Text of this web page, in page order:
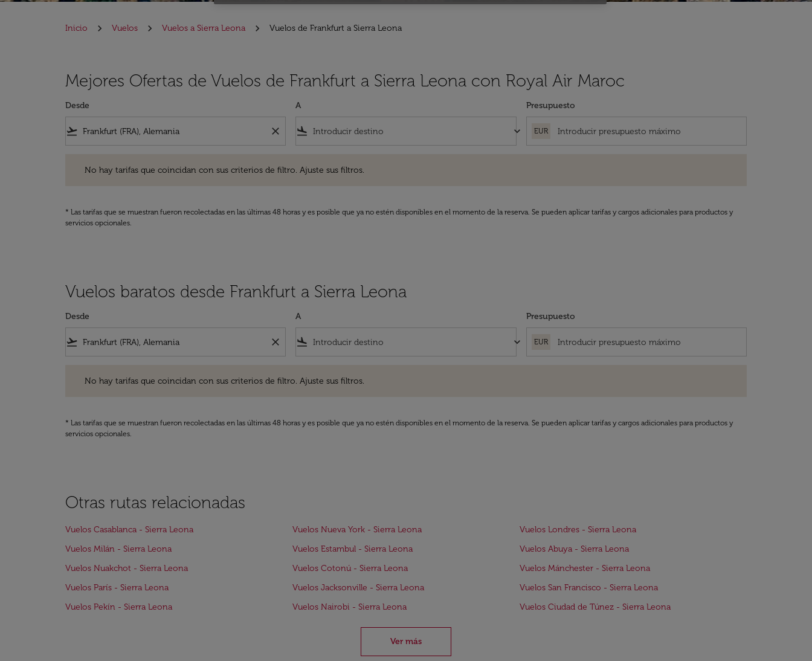
Inicio Vuelos Vuelos a Sierra Leona Vuelos de Frankfurt a Sierra Leona
Mejores Ofertas de Vuelos de Frankfurt a Sierra Leona con Royal Air Maroc
Desde
flight_takeoff close
A
flight_land keyboard_arrow_down
Presupuesto
EUR
No hay tarifas que coincidan con sus criterios de filtro. Ajuste sus filtros.
* Las tarifas que se muestran fueron recolectadas en las últimas 48 horas y es posible que ya no estén disponibles en el momento de la reserva. Se pueden aplicar tarifas y cargos adicionales para productos y
servicios opcionales.
Vuelos baratos desde Frankfurt a Sierra Leona
Desde
flight_takeoff close
A
flight_land keyboard_arrow_down
Presupuesto
EUR
No hay tarifas que coincidan con sus criterios de filtro. Ajuste sus filtros.
* Las tarifas que se muestran fueron recolectadas en las últimas 48 horas y es posible que ya no estén disponibles en el momento de la reserva. Se pueden aplicar tarifas y cargos adicionales para productos y
servicios opcionales.
Otras rutas relacionadas
Vuelos Casablanca - Sierra Leona Vuelos Nueva York - Sierra Leona
Vuelos Londres - Sierra Leona
Vuelos Milán - Sierra Leona
Vuelos Estambul - Sierra Leona
Vuelos Abuya - Sierra Leona
Vuelos Nuakchot - Sierra Leona
Vuelos Cotonú - Sierra Leona
Vuelos Mánchester - Sierra Leona
Vuelos París - Sierra Leona
Vuelos Jacksonville - Sierra Leona
Vuelos San Francisco - Sierra Leona
Vuelos Pekín - Sierra Leona
Vuelos Nairobi - Sierra Leona Vuelos Ciudad de Túnez - Sierra Leona
Ver más